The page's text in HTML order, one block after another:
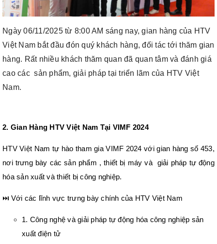
Ngày 06/11/2025 từ 8:00 AM sáng nay, gian hàng của HTV
Việt Nam bắt đầu đón quý khách hàng, đối tác tới thăm gian
hàng. Rất nhiều khách thăm quan đã quan tâm và đánh giá
cao các sản phẩm, giải pháp tại triển lãm của HTV Việt
Nam.
2. Gian Hàng HTV Việt Nam Tại VIMF 2024
HTV Việt Nam tự hào tham gia VIMF 2024 với gian hàng số 453,
nơi trưng bày các sản phẩm , thiết bị máy và giải pháp tự động
hóa sản xuất và thiết bị công nghiệp.
⏭️ Với các lĩnh vực trưng bày chính của HTV Việt Nam
1. Công nghệ và giải pháp tự động hóa công nghiệp sản
xuất điện tử